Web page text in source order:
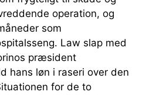
operation, og
som
Law slap med
præsident
hans løn i raseri over den
for de to